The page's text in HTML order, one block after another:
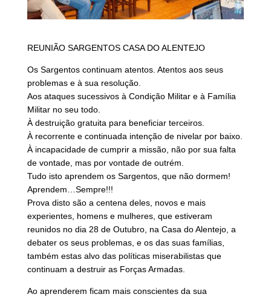
REUNIÃO SARGENTOS CASA DO ALENTEJO
Os Sargentos continuam atentos. Atentos aos seus
problemas e à sua resolução.
Aos ataques sucessivos à Condição Militar e à Família
Militar no seu todo.
À destruição gratuita para beneficiar terceiros.
À recorrente e continuada intenção de nivelar por baixo.
À incapacidade de cumprir a missão, não por sua falta
de vontade, mas por vontade de outrém.
Tudo isto aprendem os Sargentos, que não dormem!
Aprendem…Sempre!!!
Prova disto são a centena deles, novos e mais
experientes, homens e mulheres, que estiveram
reunidos no dia 28 de Outubro, na Casa do Alentejo, a
debater os seus problemas, e os das suas famílias,
também estas alvo das políticas miserabilistas que
continuam a destruir as Forças Armadas.
Ao aprenderem ficam mais conscientes da sua